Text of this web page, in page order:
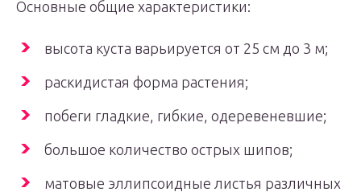
Основные общие характеристики:
высота куста варьируется от 25 см до 3 м;
раскидистая форма растения;
побеги гладкие, гибкие, одеревеневшие;
большое количество острых шипов;
матовые эллипсоидные листья различных